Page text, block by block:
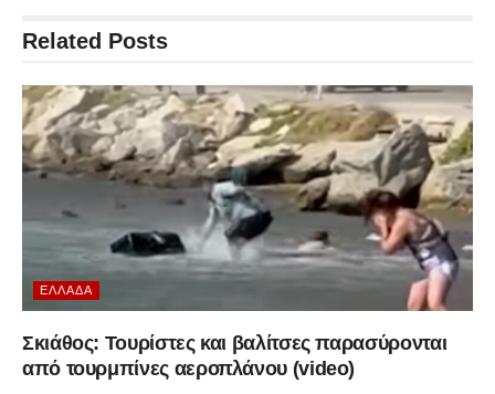
Related Posts
ΕΛΛΆΔΑ
Σκιάθος: Τουρίστες και βαλίτσες παρασύρονται
από τουρμπίνες αεροπλάνου (video)